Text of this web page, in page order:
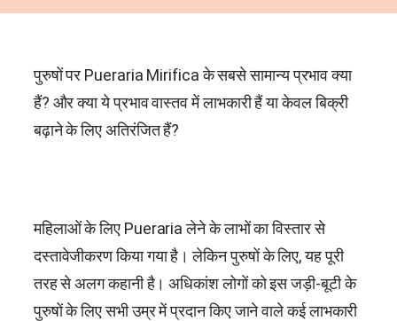
पुरुषों पर Pueraria Mirificaके सबसे सामान्य प्रभाव क्या
हैं? और क्या ये प्रभाव वास्तव में लाभकारी हैं या केवल बिक्री
बढ़ाने के लिए अतिरंजित हैं?
महिलाओं के लिए Pueraria लेने के लाभों का विस्तार से
दस्तावेजीकरण किया गया है। लेकिन पुरुषों के लिए, यह पूरी
तरह से अलग कहानी है। अधिकांश लोगों को इस जड़ी-बूटी के
पुरुषों के लिए सभी उम्र में प्रदान किए जाने वाले कई लाभकारी